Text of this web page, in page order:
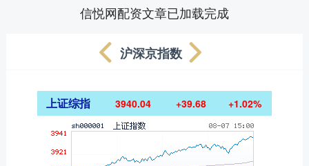
信悦网配资文章已加载完成
沪深京指数
上证综指 3940.04 +39.68 +1.02%